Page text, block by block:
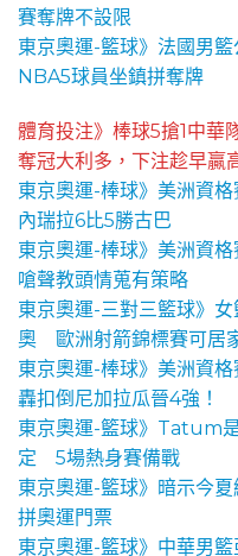
賽奪牌不設限
東京奧運-籃球》法國男
NBA5球員坐鎮拼奪牌
體育投注》棒球5搶1中華
奪冠大利多，下注趁早贏
東京奧運-棒球》美洲資
內瑞拉6比5勝古巴
東京奧運-棒球》美洲資
嗆聲教頭情蒐有策略
東京奧運-三對三籃球》
奧 歐洲射箭錦標賽可居
東京奧運-棒球》美洲資
轟扣倒尼加拉瓜晉4強！
東京奧運-籃球》Tatum
定 5場熱身賽備戰
東京奧運-籃球》暗示今
拼奧運門票
東京奧運-籃球》中華男